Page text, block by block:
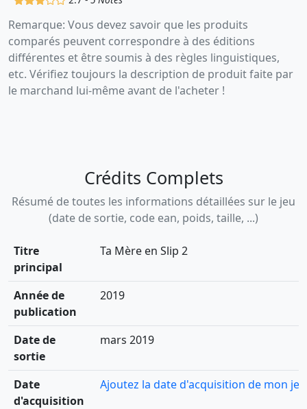
Remarque: Vous devez savoir que les produits
comparés peuvent correspondre à des éditions
différentes et être soumis à des règles linguistiques,
etc. Vérifiez toujours la description de produit faite par
le marchand lui-même avant de l'acheter !
Crédits Complets
Résumé de toutes les informations détaillées sur le jeu
(date de sortie, code ean, poids, taille, ...)
Titre
principal
Ta Mère en Slip 2
Année de
publication
2019
Date de
sortie
mars 2019
Date
d'acquisition
Ajoutez la date d'acquisition de mon jeu